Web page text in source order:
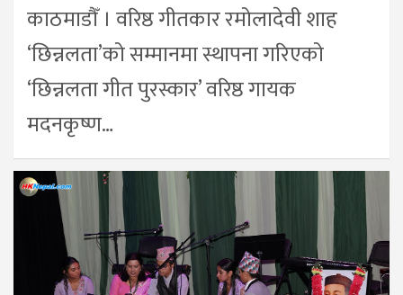
काठमाडौँ । वरिष्ठ गीतकार रमोलादेवी शाह
‘छिन्नलता’को सम्मानमा स्थापना गरिएको
‘छिन्नलता गीत पुरस्कार’ वरिष्ठ गायक
मदनकृष्ण…